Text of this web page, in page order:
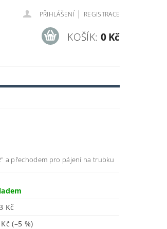
PŘIHLÁŠENÍ | REGISTRACE
KOŠÍK: 0 Kč
a přechodem pro pájení na trubku
Kč
Kč(–5 %)